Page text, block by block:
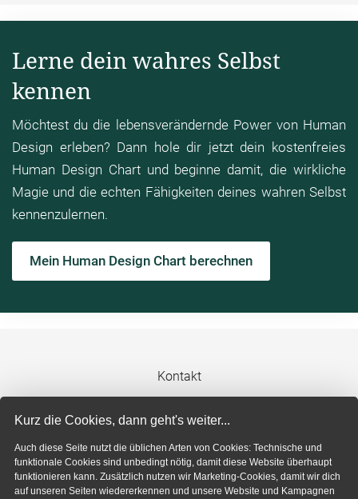
Kurz die Cookies, dann geht's weiter...
Auch diese Seite nutzt die üblichen Arten von Cookies: Technische und
funktionale Cookies sind unbedingt nötig, damit diese Website überhaupt
funktionieren kann. Zusätzlich nutzen wir Marketing-Cookies, damit wir dich
auf unseren Seiten wiedererkennen und unsere Website und Kampagnen
Lerne dein wahres Selbst
kennen
Möchtest du die lebensverändernde Power von Human
Design erleben? Dann hole dir jetzt dein kostenfreies
Human Design Chart und beginne damit, die wirkliche
Magie und die echten Fähigkeiten deines wahren Selbst
kennenzulernen.
Mein Human Design Chart berechnen
Kontakt
Impressum
Datenschutzerklärung